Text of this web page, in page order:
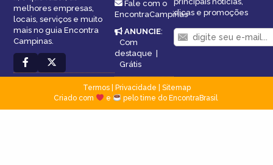
melhores empresas,
locais, serviços e muito
mais no guia Encontra
Campinas.
Fale com o
EncontraCampinas
ANUNCIE:
Com
destaque |
Grátis
dicas e promoções
Termos| Privacidade
Sitemap
Criado com
e pelo time do EncontraBrasil